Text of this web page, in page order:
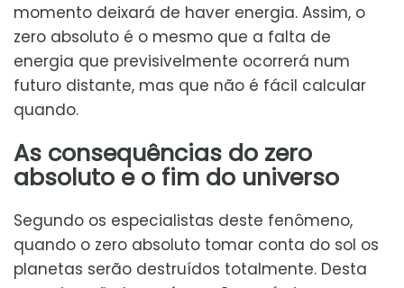
momento deixará de haver energia. Assim, o
zero absoluto é o mesmo que a falta de
energia que previsivelmente ocorrerá num
futuro distante, mas que não é fácil calcular
quando.
As consequências do zero
absoluto e o fim do universo
Segundo os especialistas deste fenômeno,
quando o zero absoluto tomar conta do sol os
planetas serão destruídos totalmente. Desta